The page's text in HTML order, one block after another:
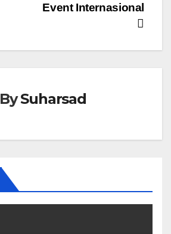
Event Internasional
BySuharsad